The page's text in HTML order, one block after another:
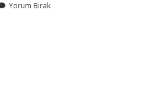
Yorum Bırak